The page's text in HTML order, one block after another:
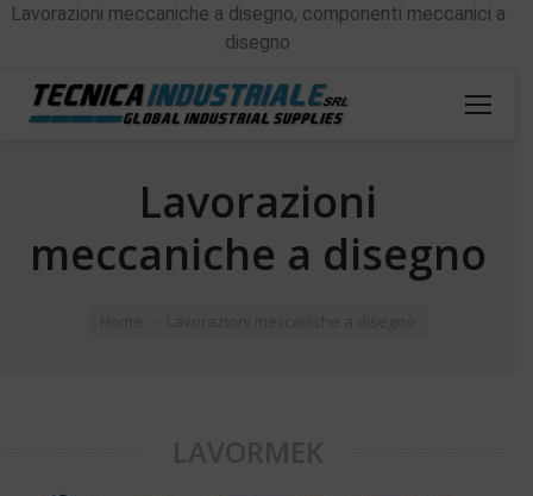
Lavorazioni meccaniche a disegno, componenti meccanici a
disegno
Lavorazioni
meccaniche a disegno